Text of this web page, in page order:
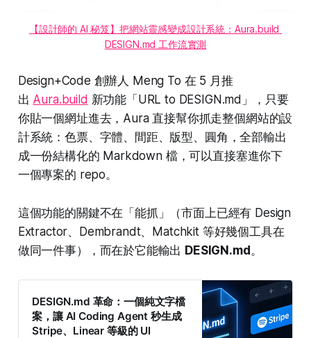
【設計師的 AI 秘笈】把網站靈感變成設計系統：Aura.build
DESIGN.md 工作流實測
Design+Code 創辦人 Meng To 在 5 月推
出 Aura.build 新功能「URL to DESIGN.md」，只要
你貼一個網址進去，Aura 直接幫你抓走整個網站的設
計系統：色票、字體、間距、版型、圓角，全部輸出
成一份結構化的 Markdown 檔，可以直接塞進你下
一個專案的 repo。
這個功能的關鍵不在「能抓」（市面上已經有 Design
Extractor、Dembrandt、Matchkit 等好幾個工具在
做同一件事），而在於它能輸出 DESIGN.md 。
DESIGN.md 革命：一個純文字檔
案，讓 AI Coding Agent 秒生成
Stripe、Linear 等級的 UI